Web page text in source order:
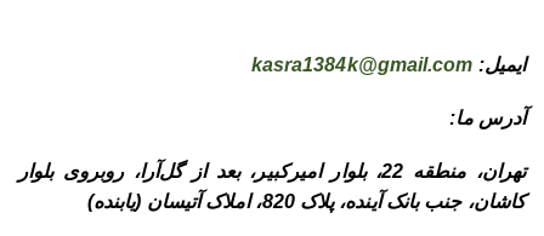
ایمیل: kasra1384k@gmail.com
آدرس ما:
تهران، منطقه 22، بلوار امیرکبیر، بعد از گل‌آرا، روبروی بلوار
کاشان، جنب بانک آینده، پلاک 820، املاک آتیسان (یابنده)